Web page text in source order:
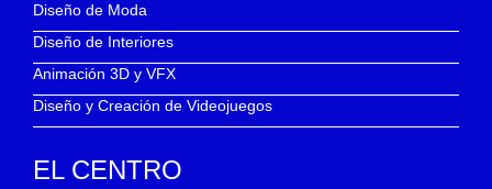
Diseño de Moda
Diseño de Interiores
Animación 3D y VFX
Diseño y Creación de Videojuegos
EL CENTRO